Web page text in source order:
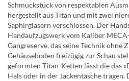
Schmuckstück von respektablen
hergestellt aus Titan und mit zwei
Saphirgläsern verschlossen. Der
Handaufzugswerk vom Kaliber
Gangreserve, das seine Technik ohne
Gehäuseboden freizügig zur Schau
geformten Titan-Ketten lässt die das
Hals oder in der Jackentasche tragen.